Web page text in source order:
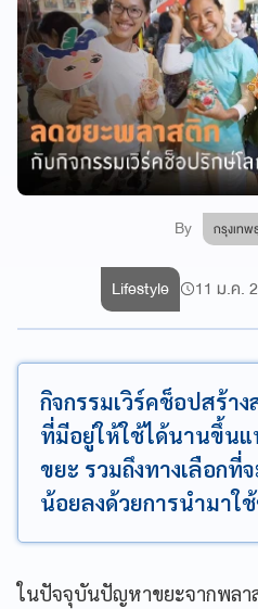
By กรุงเทพ
Lifestyle 11 ม.ค.
กิจกรรมเวิร์คช็อปสร้า
ที่มีอยู่ให้ใช้ได้นานขึ้น
ขยะ รวมถึงทางเลือก
น้อยลงด้วยการนำมาใ
ในปัจจุบันปัญหาขยะจากพลา